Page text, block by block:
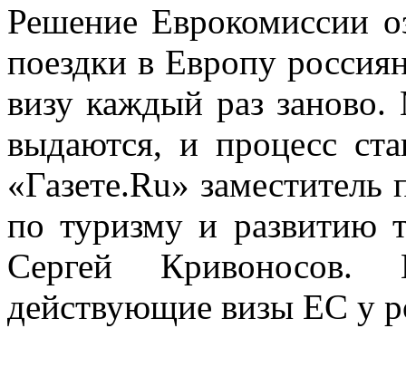
Решение Еврокомиссии
поездки в Европу
визу каждый раз
выдаются, и процесс
«Газете.Ru»
по туризму и развитию
Сергей
действующие визы ЕС у